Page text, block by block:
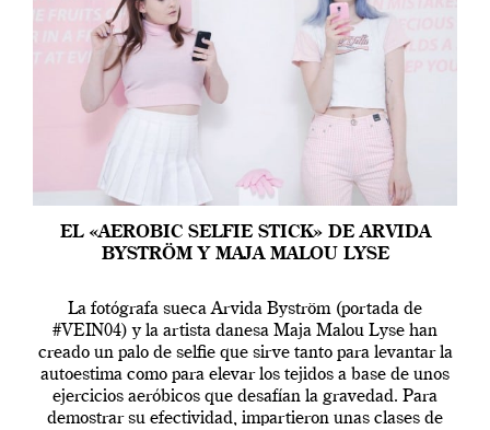
EL «AEROBIC SELFIE STICK» DE ARVIDA
BYSTRÖM Y MAJA MALOU LYSE
La fotógrafa sueca Arvida Byström (portada de
#VEIN04) y la artista danesa Maja Malou Lyse han
creado un palo de selfie que sirve tanto para levantar la
autoestima como para elevar los tejidos a base de unos
ejercicios aeróbicos que desafían la gravedad. Para
demostrar su efectividad, impartieron unas clases de